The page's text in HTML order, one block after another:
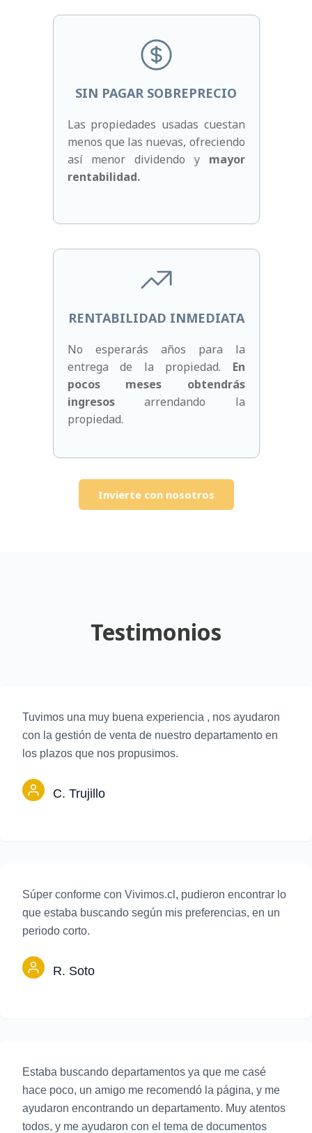
SIN PAGAR SOBREPRECIO
Las propiedades usadas cuestan
menos que las nuevas, ofreciendo
así menor dividendo y mayor
rentabilidad.
RENTABILIDAD INMEDIATA
No esperarás años para la
entrega de la propiedad. En
pocos meses obtendrás
ingresosarrendando la
propiedad.
Invierte con nosotros
Testimonios
Tuvimos una muy buena experiencia , nos ayudaron
con la gestión de venta de nuestro departamento en
los plazos que nos propusimos.
C. Trujillo
Súper conforme con Vivimos.cl, pudieron encontrar lo
que estaba buscando según mis preferencias, en un
periodo corto.
R. Soto
Estaba buscando departamentos ya que me casé
hace poco, un amigo me recomendó la página, y me
ayudaron encontrando un departamento. Muy atentos
todos, y me ayudaron con el tema de documentos